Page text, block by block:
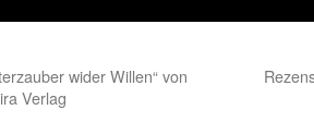
wider Willen“ von
Verlag